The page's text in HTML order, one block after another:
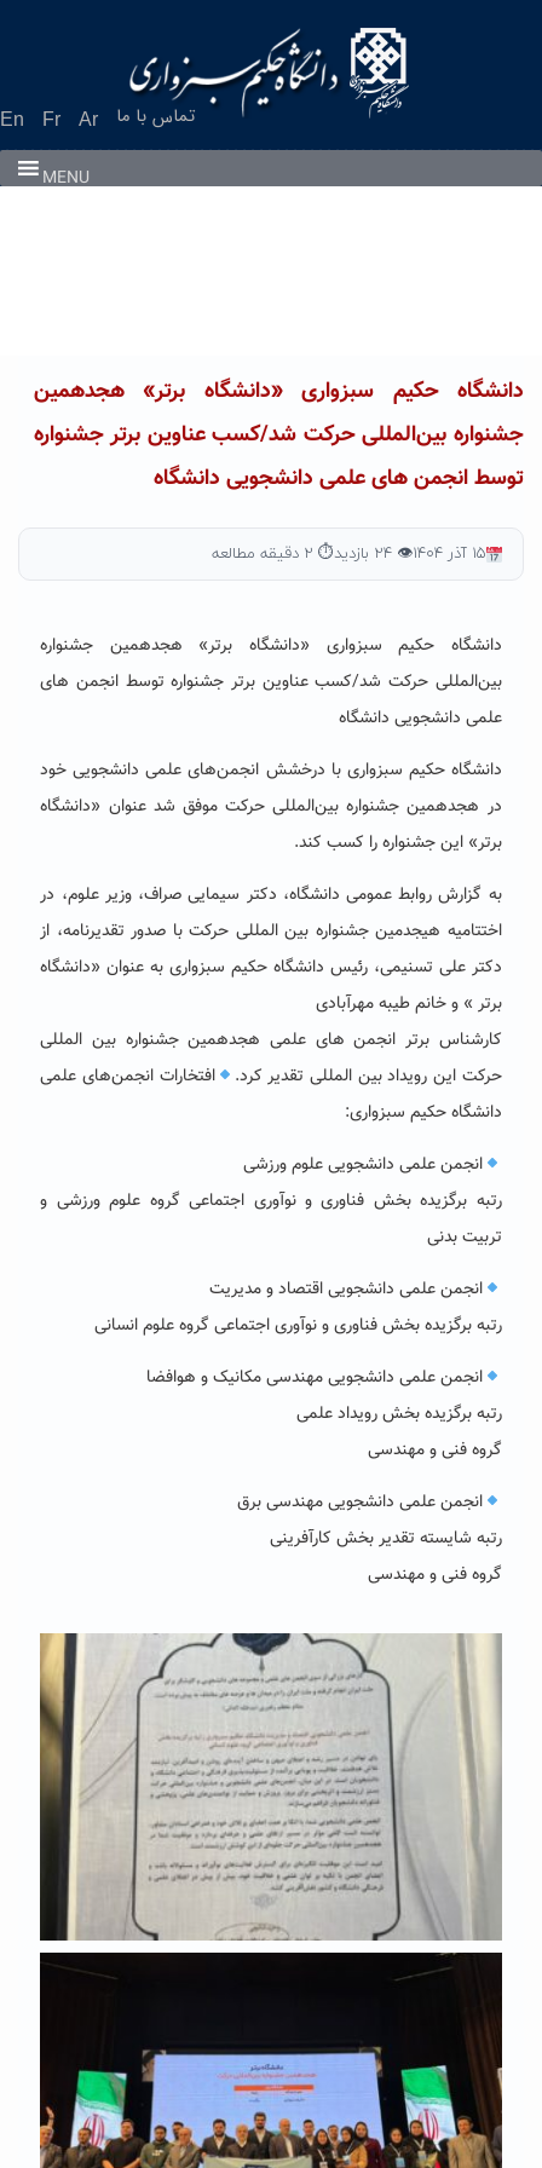
En Fr Ar تماس با ما
MENU
دانشگاه حکیم سبزواری «دانشگاه برتر» هجدهمین
جشنواره بین‌المللی حرکت شد/کسب عناوین برتر جشنواره
توسط انجمن های علمی دانشجویی دانشگاه
۱۵ آذر ۱۴۰۴ 👁 ۲۴ بازدید ⏱ ۲ دقیقه مطالعه
دانشگاه حکیم سبزواری «دانشگاه برتر» هجدهمین جشنواره
بین‌المللی حرکت شد/کسب عناوین برتر جشنواره توسط انجمن های
علمی دانشجویی دانشگاه
دانشگاه حکیم سبزواری با درخشش انجمن‌های علمی دانشجویی خود
در هجدهمین جشنواره بین‌المللی حرکت موفق شد عنوان «دانشگاه
برتر» این جشنواره را کسب کند.
به گزارش روابط عمومی دانشگاه، دکتر سیمایی صراف، وزیر علوم، در
اختتامیه هیجدمین جشنواره بین المللی حرکت با صدور تقدیرنامه، از
دکتر علی تسنیمی، رئیس دانشگاه حکیم سبزواری به‌ عنوان «دانشگاه
برتر » و خانم طیبه مهرآبادی
کارشناس برتر انجمن های علمی هجدهمین جشنواره بین المللی
حرکت این رویداد بین المللی تقدیر کرد.
افتخارات انجمن‌های علمی
دانشگاه حکیم سبزواری:
انجمن علمی دانشجویی علوم ورزشی
رتبه برگزیده بخش فناوری و نوآوری اجتماعی گروه علوم ورزشی و
تربیت بدنی
انجمن علمی دانشجویی اقتصاد و مدیریت
رتبه برگزیده بخش فناوری و نوآوری اجتماعی گروه علوم انسانی
انجمن علمی دانشجویی مهندسی مکانیک و هوافضا
رتبه برگزیده بخش رویداد علمی
گروه فنی و مهندسی
انجمن علمی دانشجویی مهندسی برق
رتبه شایسته تقدیر بخش کارآفرینی
گروه فنی و مهندسی